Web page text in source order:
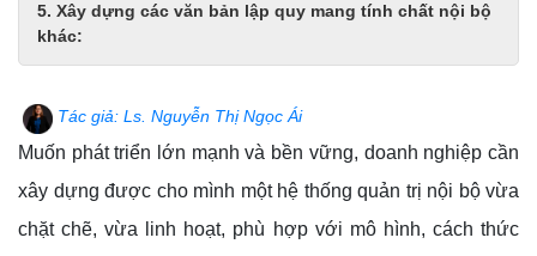
5. Xây dựng các văn bản lập quy mang tính chất nội bộ
khác:
Tác giả: Ls. Nguyễn Thị Ngọc Ái
Muốn phát triển lớn mạnh và bền vững, doanh nghiệp cần
xây dựng được cho mình một hệ thống quản trị nội bộ vừa
chặt chẽ, vừa linh hoạt, phù hợp với mô hình, cách thức